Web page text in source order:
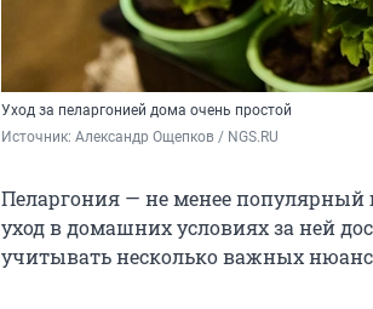
Уход за пеларгонией дома очень простой
Источник: Александр Ощепков / NGS.RU
Пеларгония — не менее популярный
уход в домашних условиях за ней
учитывать несколько важных